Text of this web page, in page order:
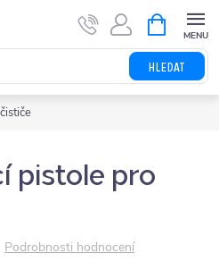
HLEDAT
NÁKUPNÍ
KOŠÍK
pistole pro
Podrobnosti hodnocení